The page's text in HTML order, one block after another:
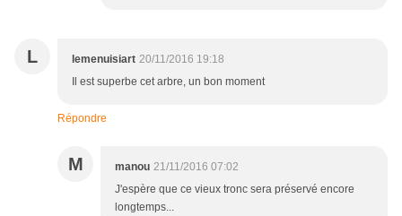
L lemenuisiart 20/11/2016 19:18
Il est superbe cet arbre, un bon moment
Répondre
M manou 21/11/2016 07:02
J'espère que ce vieux tronc sera préservé encore
longtemps...